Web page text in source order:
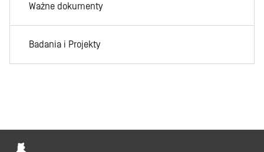
Ważne dokumenty
Badania i Projekty